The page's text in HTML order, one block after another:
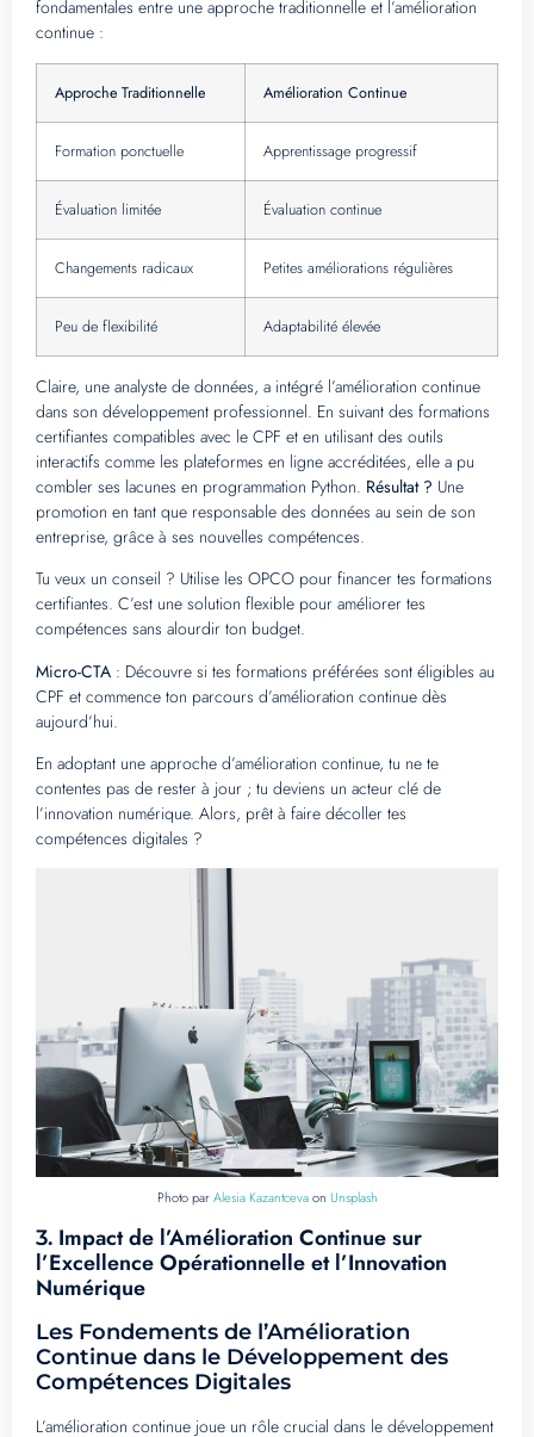
fondamentales entre une approche traditionnelle et l’amélioration
continue :
Approche Traditionnelle Amélioration Continue
Formation ponctuelle Apprentissage progressif
Évaluation limitée Évaluation continue
Changements radicaux Petites améliorations régulières
Peu de flexibilité Adaptabilité élevée
Claire, une analyste de données, a intégré l’amélioration continue
dans son développement professionnel. En suivant des formations
certifiantes compatibles avec le CPF et en utilisant des outils
interactifs comme les plateformes en ligne accréditées, elle a pu
combler ses lacunes en programmation Python. Résultat ? Une
promotion en tant que responsable des données au sein de son
entreprise, grâce à ses nouvelles compétences.
Tu veux un conseil ? Utilise les OPCO pour financer tes formations
certifiantes. C’est une solution flexible pour améliorer tes
compétences sans alourdir ton budget.
Micro-CTA : Découvre si tes formations préférées sont éligibles au
CPF et commence ton parcours d’amélioration continue dès
aujourd’hui.
En adoptant une approche d’amélioration continue, tu ne te
contentes pas de rester à jour ; tu deviens un acteur clé de
l’innovation numérique. Alors, prêt à faire décoller tes
compétences digitales ?
Photo parAlesia Kazantcevaon Unsplash
3. Impact de l’Amélioration Continue sur
l’Excellence Opérationnelle et l’Innovation
Numérique
Les Fondements de l’Amélioration
Continue dans le Développement des
Compétences Digitales
L’amélioration continue joue un rôle crucial dans le développement